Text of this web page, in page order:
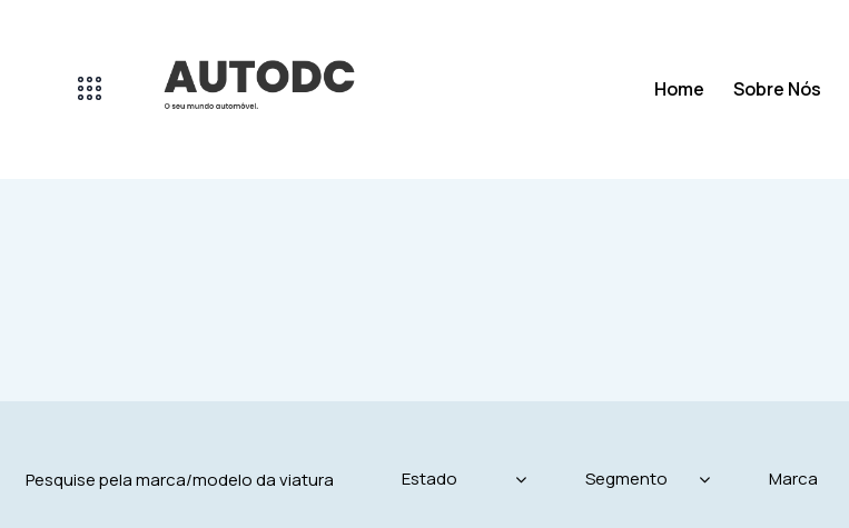
Home Sobre Nós